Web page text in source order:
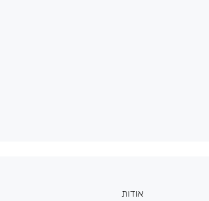
אודות